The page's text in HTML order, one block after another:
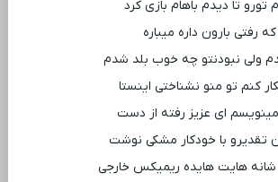
تا دیدم باهام بازی کرد
رفتی بارون داره میباره
ولی نبودنتو چه خوب بلد شدم
کنم تو منو نشناختی اینستا
ای عزیز رفته از دست
تقدیرو با خودکار مشکی نوشت
هایت هایده ریمیکس خارجی